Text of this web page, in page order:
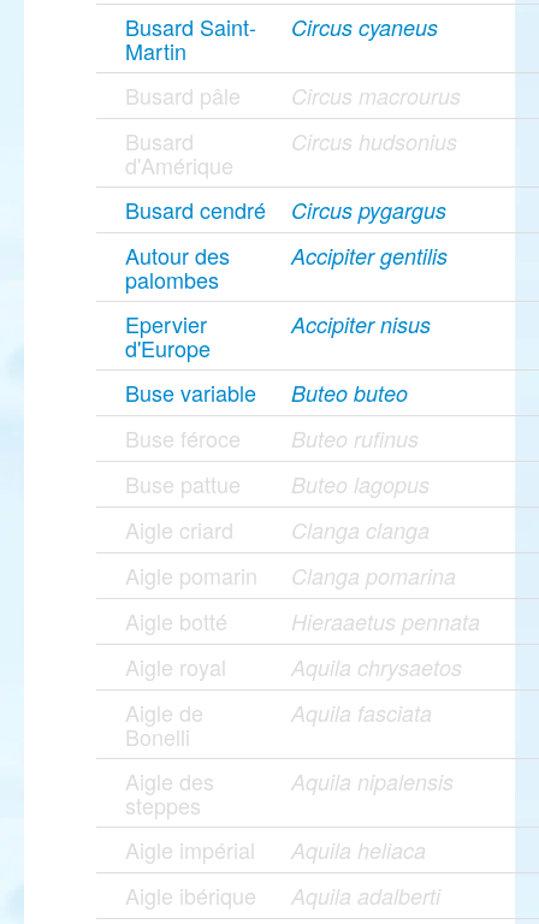
Busard Saint-
Martin
Circus cyaneus
Busard pâle Circus macrourus
Busard
d'Amérique
Circus hudsonius
Busard cendré Circus pygargus
Autour des
palombes
Accipiter gentilis
Epervier
d'Europe
Accipiter nisus
Buse variable Buteo buteo
Buse féroce Buteo rufinus
Buse pattue Buteo lagopus
Aigle criard Clanga clanga
Aigle pomarin Clanga pomarina
Aigle botté Hieraaetus pennata
Aigle royal Aquila chrysaetos
Aigle de
Bonelli
Aquila fasciata
Aigle des
steppes
Aquila nipalensis
Aigle impérial Aquila heliaca
Aigle ibérique Aquila adalberti